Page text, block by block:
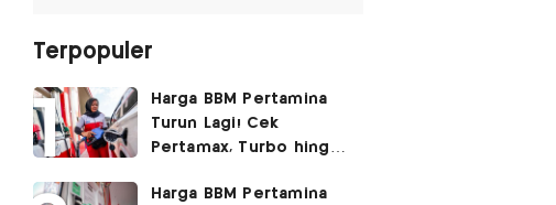
Terpopuler
Harga BBM Pertamina
Turun Lagi! Cek
Pertamax, Turbo hingga
Agustus 2026
Harga BBM Pertamina